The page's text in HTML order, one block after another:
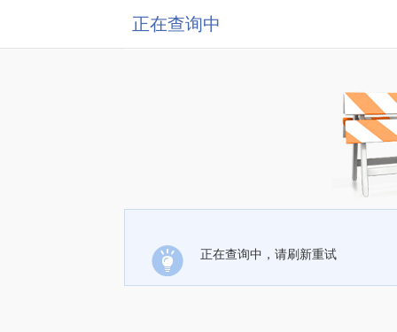
正在查询中
正在查询中，请刷新重试